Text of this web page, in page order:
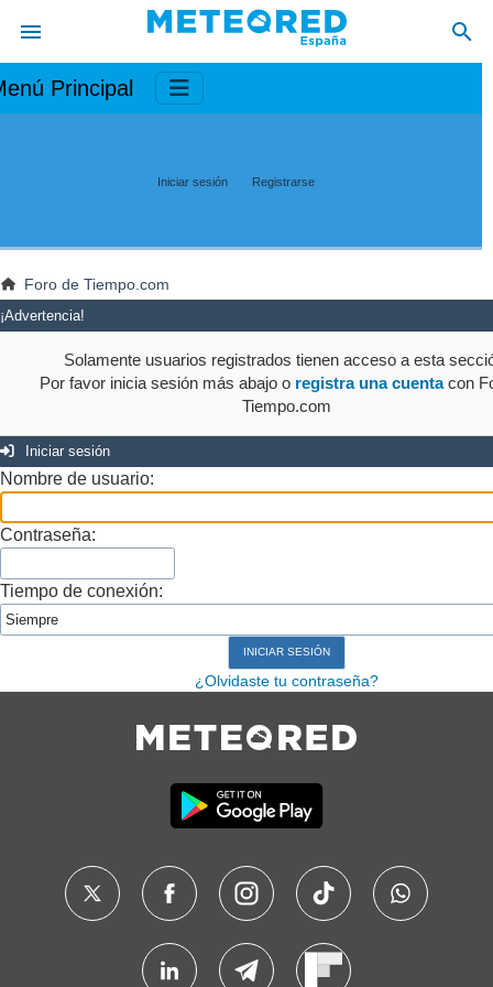
Principal
Iniciar sesión Registrarse
Foro de Tiempo.com
¡Advertencia!
Solamente usuarios registrados tienen acceso a esta
Por favor inicia sesión más abajo o registra una cuentacon
Tiempo.com
Iniciar sesión
Nombre de usuario:
Contraseña:
Tiempo de conexión:
¿Olvidaste tu contraseña?